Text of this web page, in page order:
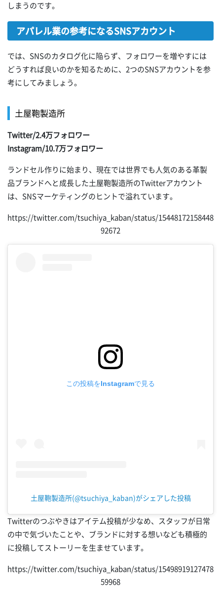
しまうのです。
アパレル業の参考になるSNSアカウント
では、SNSのカタログ化に陥らず、フォロワーを増やすには
どうすれば良いのかを知るために、2つのSNSアカウントを参
考にしてみましょう。
土屋鞄製造所
Twitter/2.4万フォロワー
Instagram/10.7万フォロワー
ランドセル作りに始まり、現在では世界でも人気のある革製
品ブランドへと成長した土屋鞄製造所のTwitterアカウント
は、SNSマーケティングのヒントで溢れています。
https://twitter.com/tsuchiya_kaban/status/15448172158448
92672
この投稿をInstagramで見る
土屋鞄製造所(@tsuchiya_kaban)がシェアした投稿
Twitterのつぶやきはアイテム投稿が少なめ、スタッフが日常
の中で気づいたことや、ブランドに対する想いなども積極的
に投稿してストーリーを生ませています。
https://twitter.com/tsuchiya_kaban/status/15498919127478
59968